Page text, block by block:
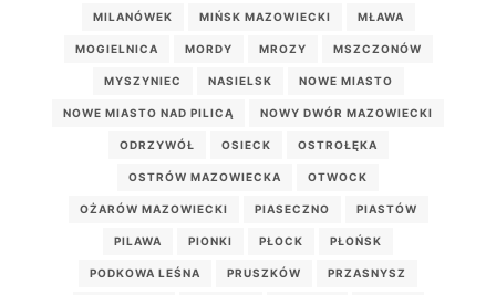
MILANÓWEK MIŃSK MAZOWIECKI MŁAWA
MOGIELNICA MORDY MROZY MSZCZONÓW
MYSZYNIEC NASIELSK NOWE MIASTO
NOWE MIASTO NAD PILICĄ NOWY DWÓR MAZOWIECKI
ODRZYWÓŁ OSIECK OSTROŁĘKA
OSTRÓW MAZOWIECKA OTWOCK
OŻARÓW MAZOWIECKI PIASECZNO PIASTÓW
PILAWA PIONKI PŁOCK PŁOŃSK
PODKOWA LEŚNA PRUSZKÓW PRZASNYSZ